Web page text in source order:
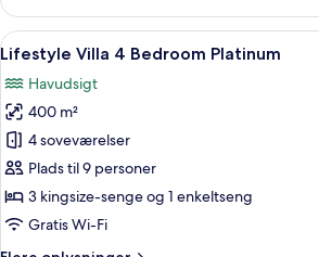
Villa
4
Bedrooms
Indlæs
alle
billeder
af
Lifestyle
Villa
4
Bedroom
Et
25
Lifestyle Villa 4 Bedroom Platinum
Havudsigt
400 m²
4 soveværelser
Plads til 9 personer
3 kingsize-senge og 1 enkeltseng
Gratis Wi-Fi